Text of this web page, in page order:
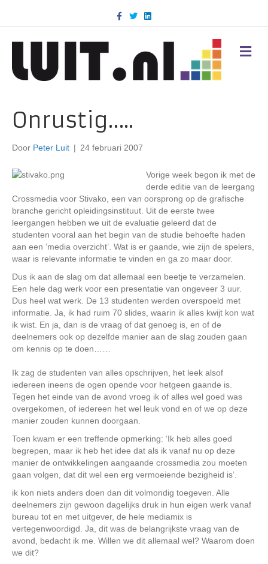
c
k
T
w
i
n
d
M
E
Onrustig…..
Door Peter Luit | 24 februari 2007
Vorige week begon ik met de
derde editie van de leergang
Crossmedia voor Stivako, een van oorsprong op de grafische
branche gericht opleidingsinstituut. Uit de eerste twee
leergangen hebben we uit de evaluatie geleerd dat de
studenten vooral aan het begin van de studie behoefte haden
aan een ‘media overzicht’. Wat is er gaande, wie zijn de spelers,
waar is relevante informatie te vinden en ga zo maar door.
Dus ik aan de slag om dat allemaal een beetje te verzamelen.
Een hele dag werk voor een presentatie van ongeveer 3 uur.
Dus heel wat werk. De 13 studenten werden overspoeld met
informatie. Ja, ik had ruim 70 slides, waarin ik alles kwijt kon wat
ik wist. En ja, dan is de vraag of dat genoeg is, en of de
deelnemers ook op dezelfde manier aan de slag zouden gaan
om kennis op te doen……
Ik zag de studenten van alles opschrijven, het leek alsof
iedereen ineens de ogen opende voor hetgeen gaande is.
Tegen het einde van de avond vroeg ik of alles wel goed was
overgekomen, of iedereen het wel leuk vond en of we op deze
manier zouden kunnen doorgaan.
Toen kwam er een treffende opmerking: ‘Ik heb alles goed
begrepen, maar ik heb het idee dat als ik vanaf nu op deze
manier de ontwikkelingen aangaande crossmedia zou moeten
gaan volgen, dat dit wel een erg vermoeiende bezigheid is’.
ik kon niets anders doen dan dit volmondig toegeven. Alle
deelnemers zijn gewoon dagelijks druk in hun eigen werk vanaf
bureau tot en met uitgever, de hele mediamix is
vertegenwoordigd. Ja, dit was de belangrijkste vraag van de
avond, bedacht ik me. Willen we dit allemaal wel? Waarom doen
we dit?